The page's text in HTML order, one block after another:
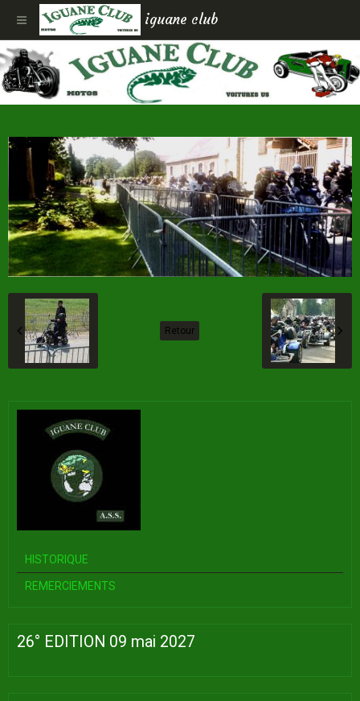
iguane club
Retour
HISTORIQUE
REMERCIEMENTS
26° EDITION 09 mai 2027